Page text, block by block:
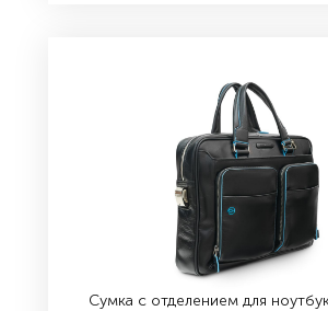
Сумка с отделением для